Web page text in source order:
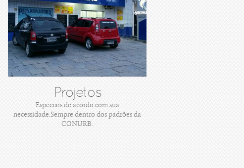
Projetos
Especiais de acordo com sua
necessidade.Sempre dentro dos padrões da
CONURB.